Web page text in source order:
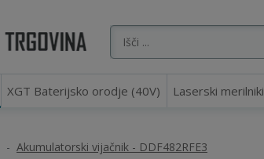
XGT Baterijsko orodje (40V) Laserski merilniki
Akumulatorski vijačnik - DDF482RFE3